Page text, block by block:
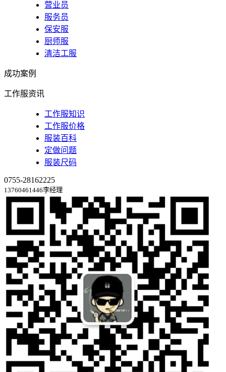
营业员
服务员
保安服
厨师服
清洁工服
成功案例
工作服资讯
工作服知识
工作服价格
服装百科
定做问题
服装尺码
0755-28162225
13760461446李经理